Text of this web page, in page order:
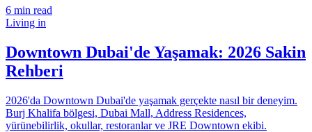
6 min read
Living in
Downtown Dubai'de Yaşamak: 2026 Sakin
Rehberi
2026'da Downtown Dubai'de yaşamak gerçekte nasıl bir deneyim.
Burj Khalifa bölgesi, Dubai Mall, Address Residences,
yürünebilirlik, okullar, restoranlar ve JRE Downtown ekibi.